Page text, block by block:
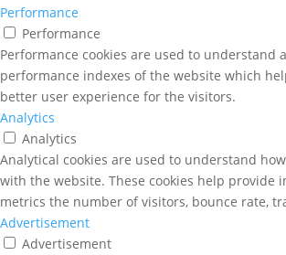
Performance
Performance
Performance cookies are used to understand
performance indexes of the website which
better user experience for the visitors.
Analytics
Analytics
Analytical cookies are used to understand
with the website. These cookies help provide
metrics the number of visitors, bounce rate,
Advertisement
Advertisement